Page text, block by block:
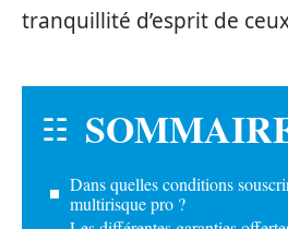
tranquillité d’esprit de
Dans quelles conditions
multirisque pro ?